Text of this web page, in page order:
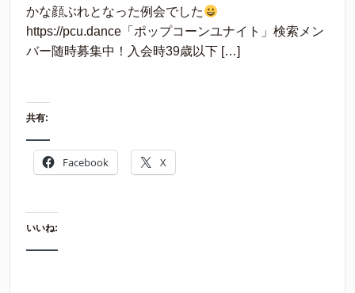
かな顔ぶれとなった例会でした
https://pcu.dance「ポップコーンユナイト」検索メン
バー随時募集中！入会時39歳以下 […]
共有:
Facebook X
いいね: